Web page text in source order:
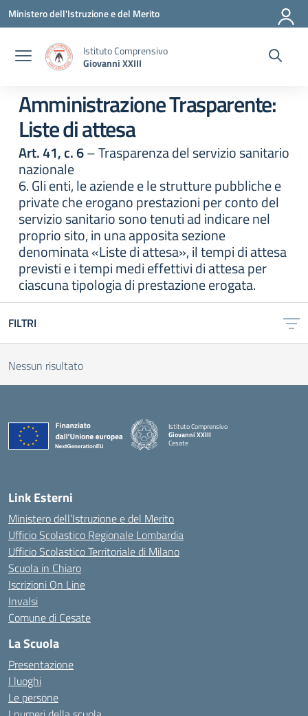
Vai ai contenuti
Vai al menu di navigazione
Vai al footer
Ministero dell'Istruzione e del Merito
Istituto Comprensivo
Giovanni XXIII
Amministrazione Trasparente:
Liste di attesa
Art. 41, c. 6– Trasparenza del servizio sanitario
nazionale
6. Gli enti, le aziende e le strutture pubbliche e
private che erogano prestazioni per conto del
servizio sanitario sono tenuti ad indicare nel
proprio sito, in una apposita sezione
denominata «Liste di attesa», il tempi di attesa
previsti e i tempi medi effettivi di attesa per
ciascuna tipologia di prestazione erogata.
FILTRI
Nessun risultato
Istituto Comprensivo
Giovanni XXIII
Cesate
Link Esterni
Ministero dell’Istruzione e del Merito
Ufficio Scolastico Regionale Lombardia
Ufficio Scolastico Territoriale di Milano
Scuola in Chiaro
Iscrizioni On Line
Invalsi
Comune di Cesate
La Scuola
Presentazione
I luoghi
Le persone